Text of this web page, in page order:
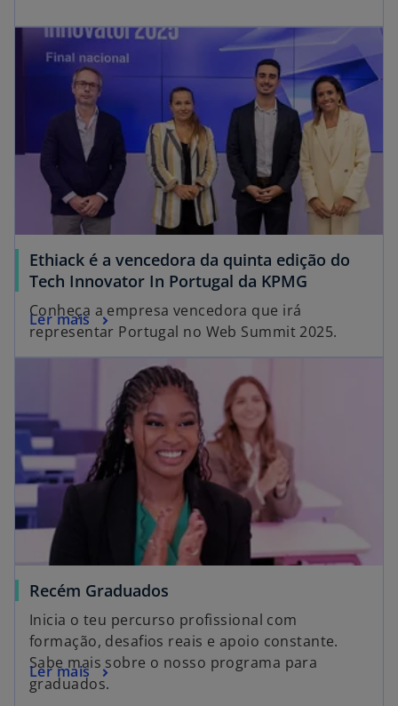
Ethiack é a vencedora da quinta edição do
Tech Innovator In Portugal da KPMG
Conheça a empresa vencedora que irá
representar Portugal no Web Summit 2025.
Ler mais
Recém Graduados
Inicia o teu percurso profissional com
formação, desafios reais e apoio constante.
Sabe mais sobre o nosso programa para
graduados.
Ler mais